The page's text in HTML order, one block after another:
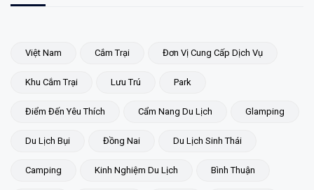
Việt Nam Cắm Trại Đơn Vị Cung Cấp Dịch Vụ
Khu Cắm Trại Lưu Trú Park
Điểm Đến Yêu Thích Cẩm Nang Du Lịch Glamping
Du Lịch Bụi Đồng Nai Du Lịch Sinh Thái
Camping Kinh Nghiệm Du Lịch Bình Thuận